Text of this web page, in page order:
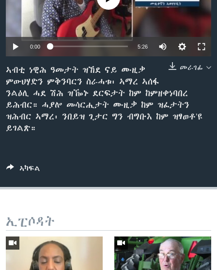
ቂሔ ጽልሚ
ቋንቋታት
0:00 5:26
መራገፊ
ኣብቲ ነዊሕ ዓመታት ዝኸደ ናይ ሙዚቃ
ምውህሃድን ምቅንባርን ስራሓቱ፡ ኣማረ ኣሰፋ
ንልዕሊ ሓደ ሽሕ ዝዀኑ ደርፍታት ከም ከምዘቀነባበረ
ይሕብር። ሓያሎ መሳርሒታት ሙዚቃ ከም ዝፈታትን
ዝሕብር ኣማረ፡ ንበይዝ ጊታር ግን ብግቡእ ከም ዝፃወቶ’ዩ
ይገልጽ።
ኣካፍል
ኢፒሶዳት